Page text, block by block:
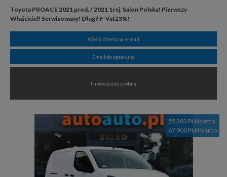
Toyota PROACE 2021 prod. / 2021 1rej. Salon Polska! Pierwszy
Właściciel! Serwisowany! Długi! F-Vat23%!
Wyślij ofertę na e-mail
Email do opiekuna
Umów jazdę próbną
55 203 PLN netto
67 900 PLN brutto